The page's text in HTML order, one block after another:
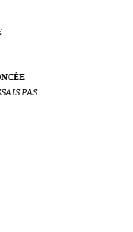
PAS